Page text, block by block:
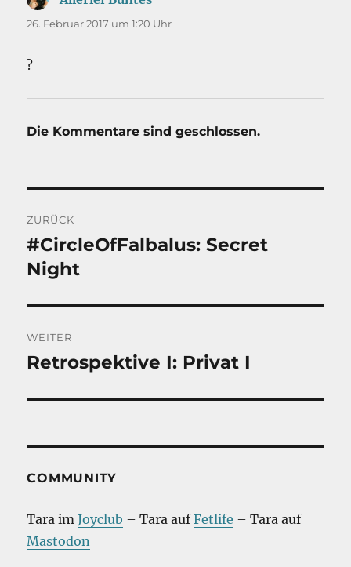
26. Februar 2017 um 1:20 Uhr
?
Die Kommentare sind geschlossen.
ZURÜCK
Vorheriger
Beitrag:
#CircleOfFalbalus: Secret
Night
WEITER
Nächster
Retrospektive I: Privat I
COMMUNITY
Tara imJoyclub – Tara aufFetlife – Tara auf
Mastodon